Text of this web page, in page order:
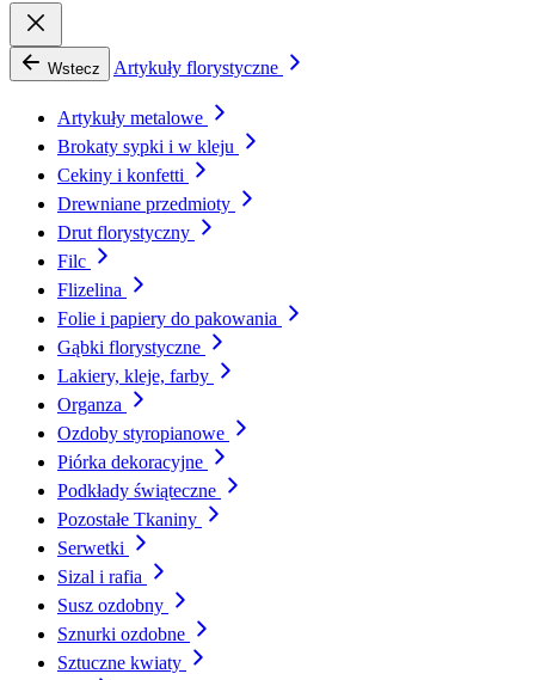
Wstecz Artykuły florystyczne
Artykuły metalowe
Brokaty sypki i w kleju
Cekiny i konfetti
Drewniane przedmioty
Drut florystyczny
Filc
Flizelina
Folie i papiery do pakowania
Gąbki florystyczne
Lakiery, kleje, farby
Organza
Ozdoby styropianowe
Piórka dekoracyjne
Podkłady świąteczne
Pozostałe Tkaniny
Serwetki
Sizal i rafia
Susz ozdobny
Sznurki ozdobne
Sztuczne kwiaty